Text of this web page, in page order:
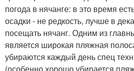
погода в нячанге: в это время
осадки - не редкость, лучше в
посещать нячанг. Одним из
является широкая пляжная
убираются каждый день спец